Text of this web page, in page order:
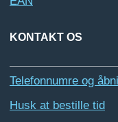
KONTAKT OS
Telefonnumre og
Husk at bestille tid